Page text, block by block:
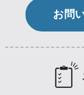
お問